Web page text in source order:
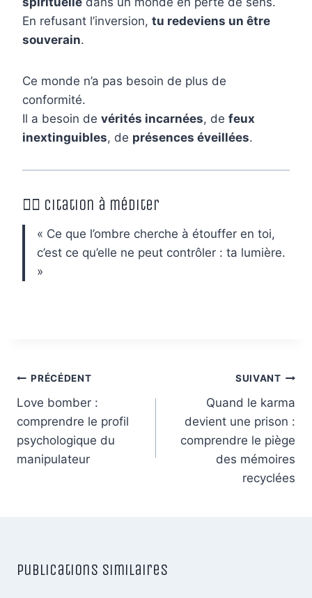
En refusant l’inversion, tu redeviens un être
souverain.
Ce monde n’a pas besoin de plus de
conformité.
Il a besoin de vérités incarnées, de feux
inextinguibles, de présences éveillées.
🧘‍♀️ Citation à méditer
« Ce que l’ombre cherche à étouffer en toi,
c’est ce qu’elle ne peut contrôler : ta lumière.
»
Navigation
de
l’article
PRÉCÉDENT
Love bomber :
comprendre le profil
psychologique du
manipulateur
SUIVANT
Quand le karma
devient une prison :
comprendre le piège
des mémoires
recyclées
Publications similaires